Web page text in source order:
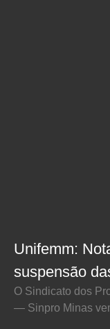
Unifemm:
suspensão
O Sindicato dos
— Sinpro Minas